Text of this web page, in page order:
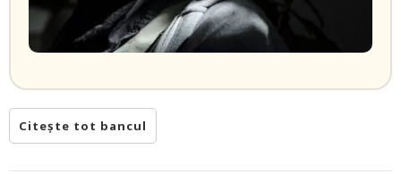
Citește tot bancul